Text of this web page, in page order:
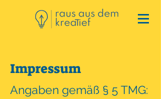
Impressum
Angaben gemäß § 5 TMG: